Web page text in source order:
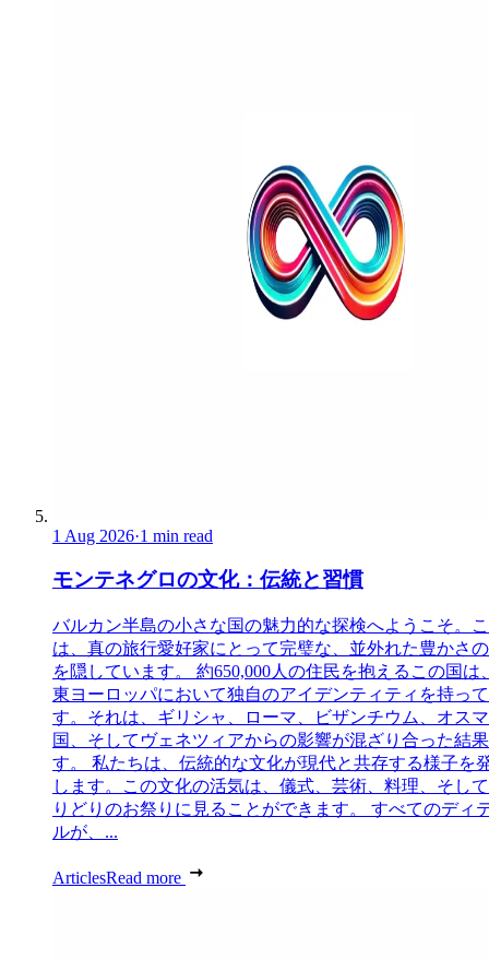
1 Aug 2026·1 min read
モンテネグロの文化：伝統と習慣
バルカン半島の小さな国の魅力的な探検へようこそ。
は、真の旅行愛好家にとって完璧な、並外れた豊かさ
を隠しています。 約650,000人の住民を抱えるこの国は
東ヨーロッパにおいて独自のアイデンティティを持っ
す。それは、ギリシャ、ローマ、ビザンチウム、オス
国、そしてヴェネツィアからの影響が混ざり合った結
す。 私たちは、伝統的な文化が現代と共存する様子を
します。この文化の活気は、儀式、芸術、料理、そし
りどりのお祭りに見ることができます。 すべてのディ
ルが、...
ArticlesRead more